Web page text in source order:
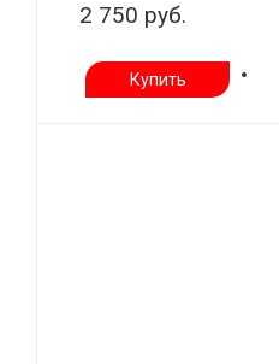
2 750 руб.
Купить